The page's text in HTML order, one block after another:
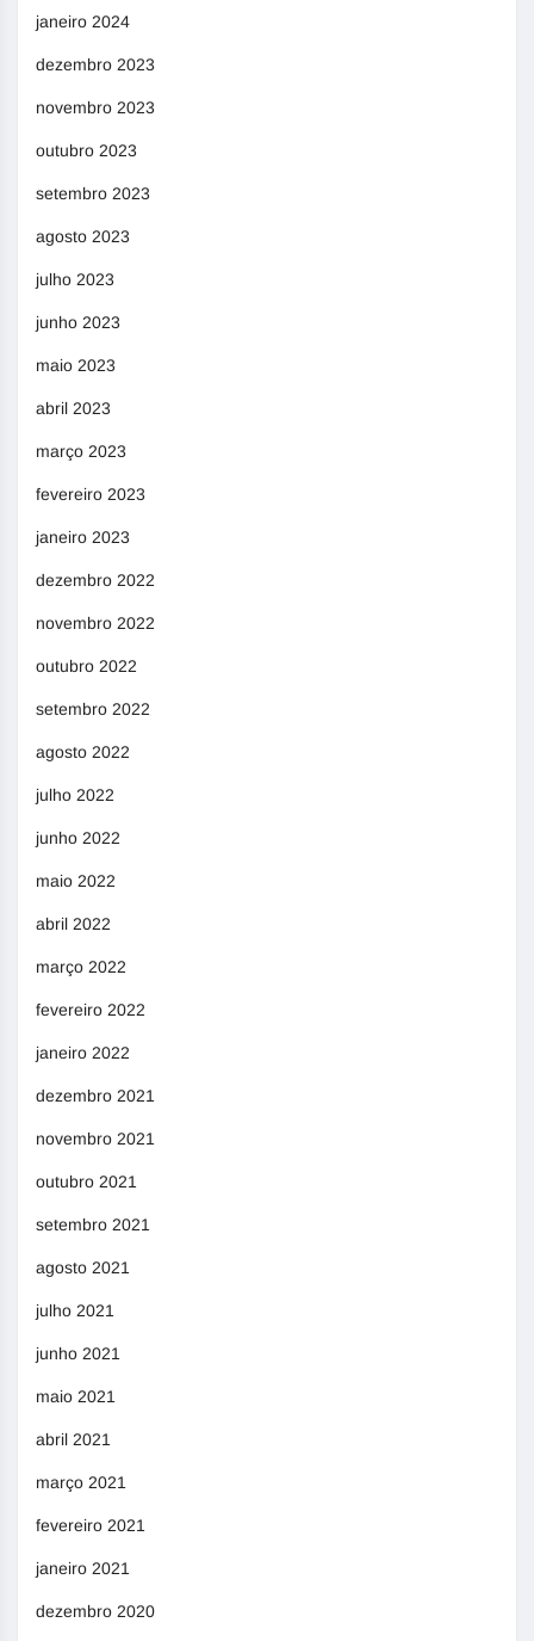
janeiro 2024
dezembro 2023
novembro 2023
outubro 2023
setembro 2023
agosto 2023
julho 2023
junho 2023
maio 2023
abril 2023
março 2023
fevereiro 2023
janeiro 2023
dezembro 2022
novembro 2022
outubro 2022
setembro 2022
agosto 2022
julho 2022
junho 2022
maio 2022
abril 2022
março 2022
fevereiro 2022
janeiro 2022
dezembro 2021
novembro 2021
outubro 2021
setembro 2021
agosto 2021
julho 2021
junho 2021
maio 2021
abril 2021
março 2021
fevereiro 2021
janeiro 2021
dezembro 2020